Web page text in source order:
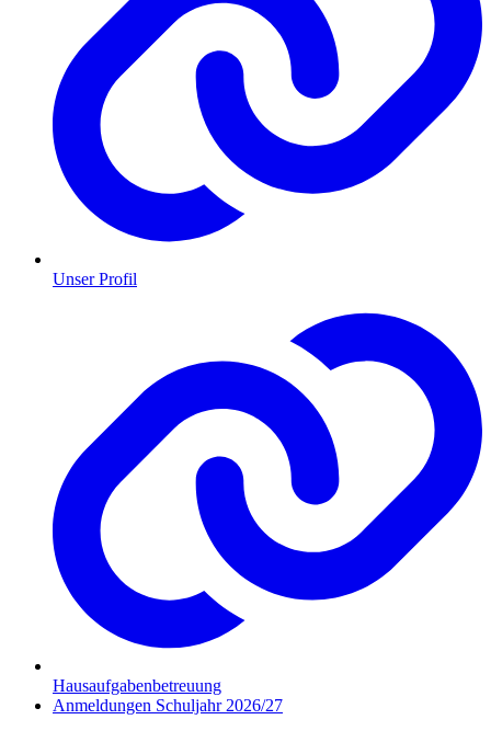
Unser Profil
Hausaufgabenbetreuung
Anmeldungen Schuljahr 2026/27